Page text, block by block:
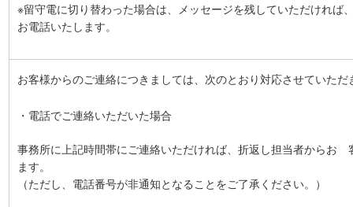
※留守電に切り替わった場合は、メッセージを残していただければ
お電話いたします。
お客様からのご連絡につきましては、次のとおり対応させていただ
・電話でご連絡いただいた場合
事務所に上記時間帯にご連絡いただければ、折返し担当者からお
ます。
（ただし、電話番号が非通知となることをご了承ください。）